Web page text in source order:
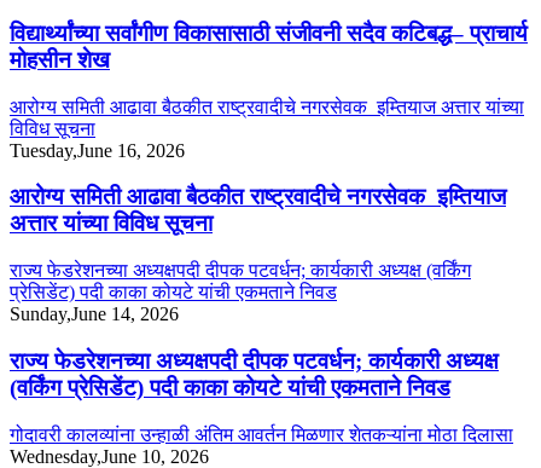
विद्यार्थ्यांच्या सर्वांगीण विकासासाठी संजीवनी सदैव कटिबद्ध– प्राचार्य
मोहसीन शेख
आरोग्य समिती आढावा बैठकीत राष्ट्रवादीचे नगरसेवक इम्तियाज अत्तार यांच्या
विविध सूचना
Tuesday,June 16, 2026
आरोग्य समिती आढावा बैठकीत राष्ट्रवादीचे नगरसेवक इम्तियाज
अत्तार यांच्या विविध सूचना
राज्य फेडरेशनच्या अध्यक्षपदी दीपक पटवर्धन; कार्यकारी अध्यक्ष (वर्किंग
प्रेसिडेंट) पदी काका कोयटे यांची एकमताने निवड
Sunday,June 14, 2026
राज्य फेडरेशनच्या अध्यक्षपदी दीपक पटवर्धन; कार्यकारी अध्यक्ष
(वर्किंग प्रेसिडेंट) पदी काका कोयटे यांची एकमताने निवड
गोदावरी कालव्यांना उन्हाळी अंतिम आवर्तन मिळणार शेतकऱ्यांना मोठा दिलासा
Wednesday,June 10, 2026